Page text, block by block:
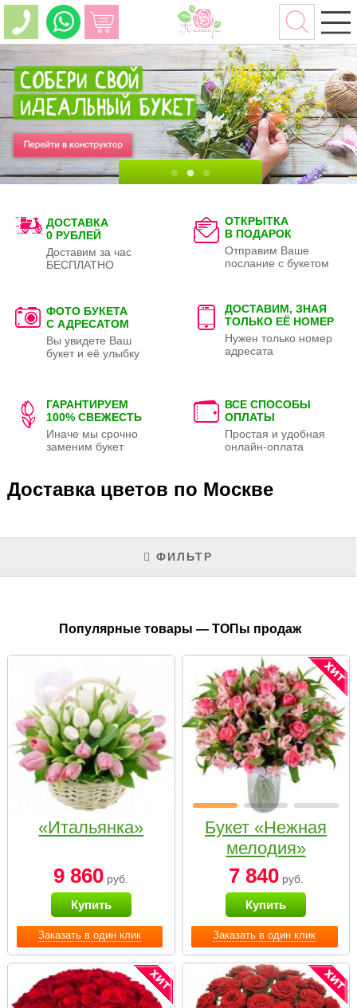
ДОСТАВКА
0 РУБЛЕЙ
Доставим за час
БЕСПЛАТНО
ОТКРЫТКА
В ПОДАРОК
Отправим Ваше
послание с букетом
ФОТО БУКЕТА
С АДРЕСАТОМ
Вы увидете Ваш
букет и её улыбку
ДОСТАВИМ, ЗНАЯ
ТОЛЬКО ЕЁ НОМЕР
Нужен только номер
адресата
ГАРАНТИРУЕМ
100% СВЕЖЕСТЬ
Иначе мы срочно
заменим букет
ВСЕ СПОСОБЫ
ОПЛАТЫ
Простая и удобная
онлайн-оплата
Доставка цветов по Москве
ФИЛЬТР
Популярные товары — ТОПы продаж
Заказать в один клик
«Итальянка»
9 860 руб.
Купить
Заказать в один клик
Букет «Нежная
мелодия»
7 840руб.
Купить